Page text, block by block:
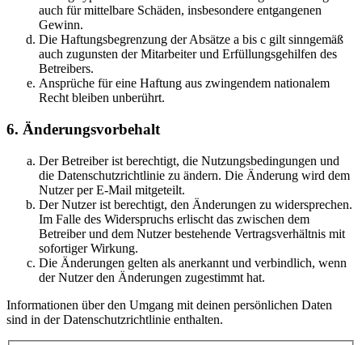
auch für mittelbare Schäden, insbesondere entgangenen
Gewinn.
Die Haftungsbegrenzung der Absätze a bis c gilt sinngemäß
auch zugunsten der Mitarbeiter und Erfüllungsgehilfen des
Betreibers.
Ansprüche für eine Haftung aus zwingendem nationalem
Recht bleiben unberührt.
6. Änderungsvorbehalt
Der Betreiber ist berechtigt, die Nutzungsbedingungen und
die Datenschutzrichtlinie zu ändern. Die Änderung wird dem
Nutzer per E-Mail mitgeteilt.
Der Nutzer ist berechtigt, den Änderungen zu widersprechen.
Im Falle des Widerspruchs erlischt das zwischen dem
Betreiber und dem Nutzer bestehende Vertragsverhältnis mit
sofortiger Wirkung.
Die Änderungen gelten als anerkannt und verbindlich, wenn
der Nutzer den Änderungen zugestimmt hat.
Informationen über den Umgang mit deinen persönlichen Daten
sind in der Datenschutzrichtlinie enthalten.